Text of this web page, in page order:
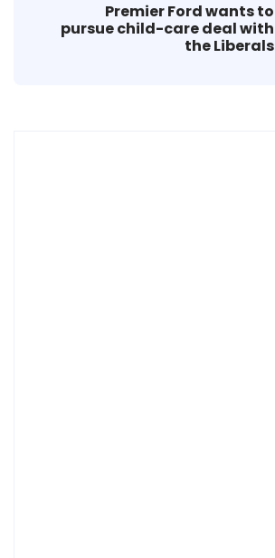
Premier Ford wants to
pursue child-care deal with
the Liberals